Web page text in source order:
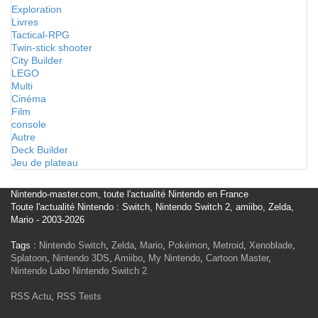
Exploration
Livres
Tactical-RPG
Twin-stick shooter
City Builder
LEGO
Multi
Cinéma
Film
console
Autre
Deck Builder
Jeu de plateau
Nintendo-master.com, toute l'actualité Nintendo en France
Toute l'actualité Nintendo : Switch, Nintendo Switch 2, amiibo, Zelda,
Mario - 2003-2026
Tags : Nintendo Switch, Zelda, Mario, Pokémon, Metroid, Xenoblade,
Splatoon, Nintendo 3DS, Amiibo, My Nintendo, Cartoon Master,
Nintendo Labo Nintendo Switch 2
RSS Actu, RSS Tests